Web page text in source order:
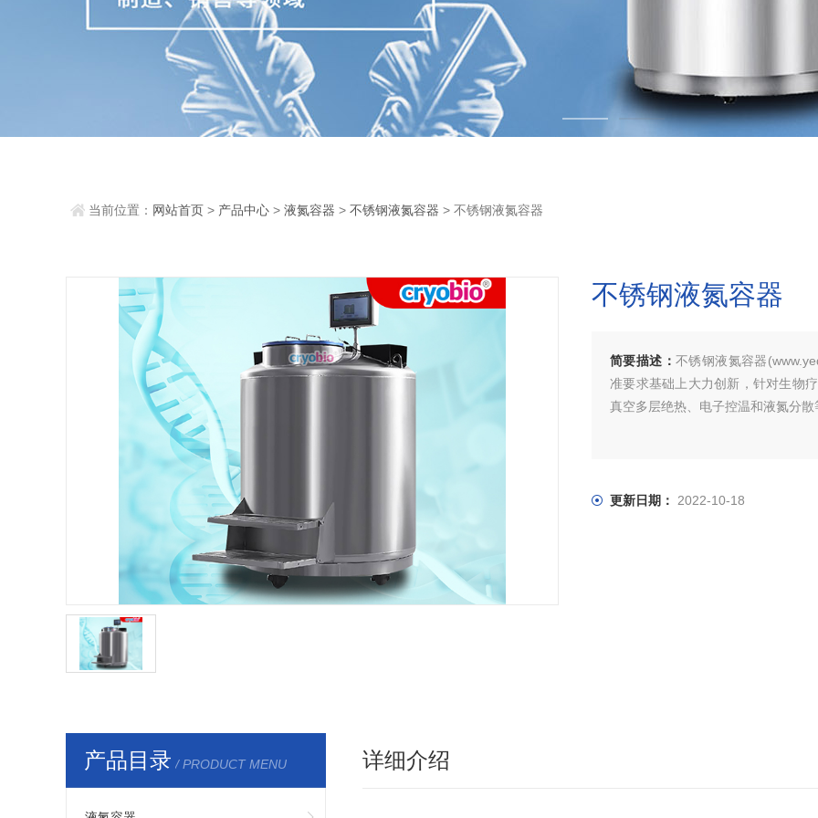
当前位置： 网站首页 > 产品中心 > 液氮容器 > 不锈钢液氮容器 > 不锈钢液氮容器
不锈钢液氮容器
简要描述： 不锈钢液氮容器
准要求基础上大力创新，针对生物
真空多层绝热、电子控温和液氮分
更新日期： 2022-10-18
产品目录 / PRODUCT MENU 详细介绍